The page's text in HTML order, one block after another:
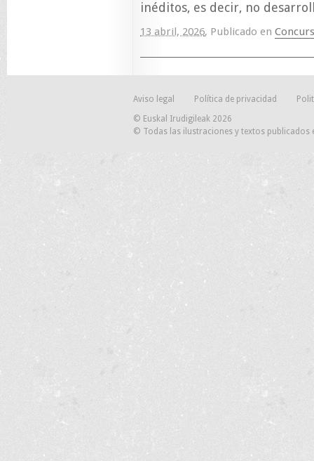
inéditos, es decir, no
13 abril, 2026, Publicado en
Aviso legal Política de privacidad
© Euskal Irudigileak 2026
© Todas las ilustraciones y textos publicados